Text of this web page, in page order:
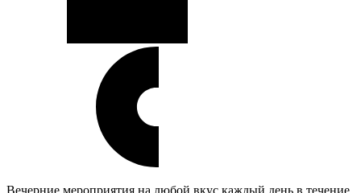
Вечерние мероприятия на любой вкус каждый день в течение